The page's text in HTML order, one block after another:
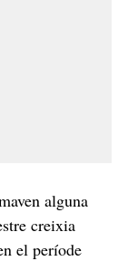
alguna
creixia
el període